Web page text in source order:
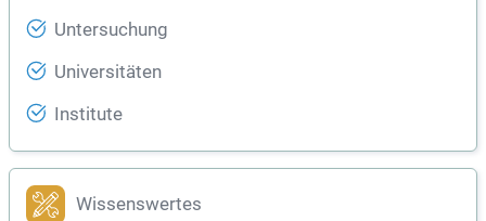
Untersuchung
Universitäten
Institute
Wissenswertes